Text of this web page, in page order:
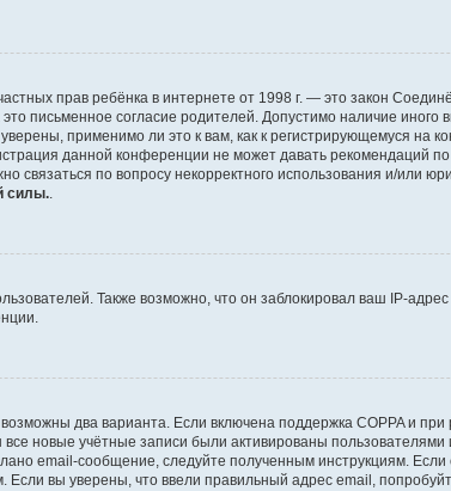
прав ребёнка в интернете от 1998 г. — это закон
письменное согласие родителей. Допустимо наличие иного
применимо ли это к вам, как к регистрирующемуся на
данной конференции не может давать рекомендаций
связаться по вопросу некорректного использования и/или
силы..
Также возможно, что он заблокировал ваш IP-
два варианта. Если включена поддержка COPPA и при
новые учётные записи были активированы
email-сообщение, следуйте полученным инструкциям.
вы уверены, что ввели правильный адрес email,